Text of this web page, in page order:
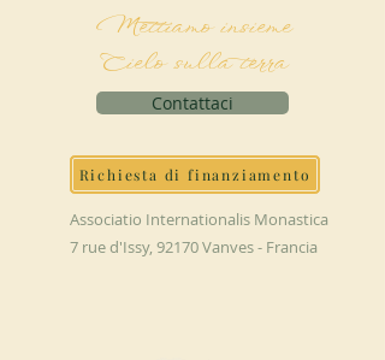
Mettiamo insieme
Cielo sulla terra
Contattaci
Richiesta di finanziamento
Associatio Internationalis Monastica
7 rue d'Issy, 92170 Vanves - Francia